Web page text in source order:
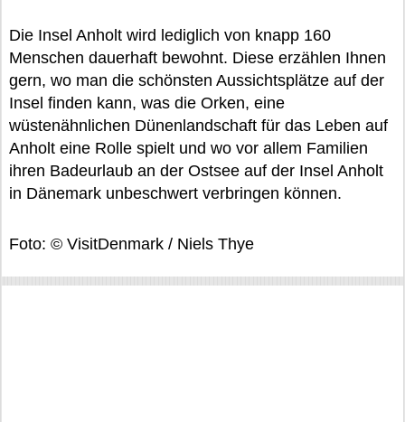
Die Insel Anholt wird lediglich von knapp 160
Menschen dauerhaft bewohnt. Diese erzählen Ihnen
gern, wo man die schönsten Aussichtsplätze auf der
Insel finden kann, was die Orken, eine
wüstenähnlichen Dünenlandschaft für das Leben auf
Anholt eine Rolle spielt und wo vor allem Familien
ihren Badeurlaub an der Ostsee auf der Insel Anholt
in Dänemark unbeschwert verbringen können.
Foto: © VisitDenmark / Niels Thye